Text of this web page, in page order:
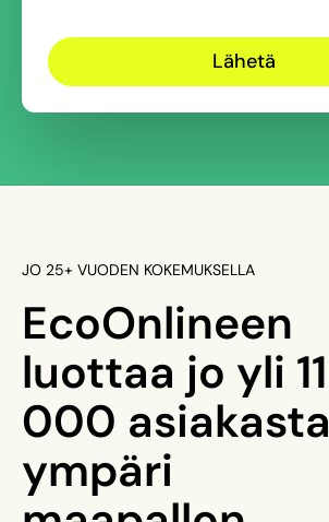
JO 25+ VUODEN KOKEMUKSELLA
EcoOnlineen
luottaa jo yli 11
000 asiakasta
ympäri